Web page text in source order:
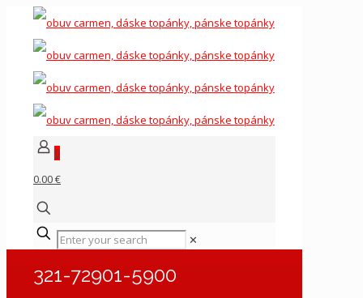
0
0.00 €
✕
321-72901-5900